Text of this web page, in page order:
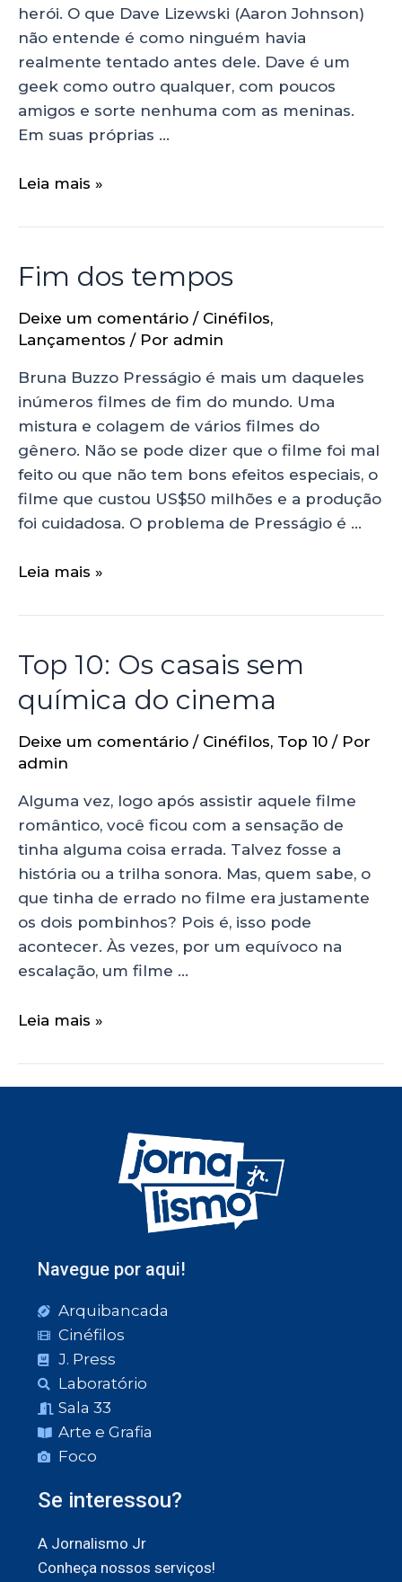
herói. O que Dave Lizewski (Aaron Johnson)
não entende é como ninguém havia
realmente tentado antes dele. Dave é um
geek como outro qualquer, com poucos
amigos e sorte nenhuma com as meninas.
Em suas próprias …
Leia mais »
Fim dos tempos
Deixe um comentário / Cinéfilos,
Lançamentos / Por admin
Bruna Buzzo Presságio é mais um daqueles
inúmeros filmes de fim do mundo. Uma
mistura e colagem de vários filmes do
gênero. Não se pode dizer que o filme foi mal
feito ou que não tem bons efeitos especiais, o
filme que custou US$50 milhões e a produção
foi cuidadosa. O problema de Presságio é …
Leia mais »
Top 10: Os casais sem
química do cinema
Deixe um comentário / Cinéfilos, Top 10 / Por
admin
Alguma vez, logo após assistir aquele filme
romântico, você ficou com a sensação de
tinha alguma coisa errada. Talvez fosse a
história ou a trilha sonora. Mas, quem sabe, o
que tinha de errado no filme era justamente
os dois pombinhos? Pois é, isso pode
acontecer. Às vezes, por um equívoco na
escalação, um filme …
Leia mais »
Navegue por aqui!
Arquibancada
Cinéfilos
J. Press
Laboratório
Sala 33
Arte e Grafia
Foco
Se interessou?
A Jornalismo Jr
Conheça nossos serviços!